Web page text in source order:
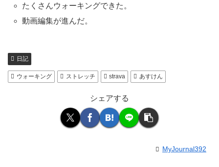
たくさんウォーキングできた。
動画編集が進んだ。
日記
ウォーキング ストレッチ strava あすけん
シェアする
MyJournal392